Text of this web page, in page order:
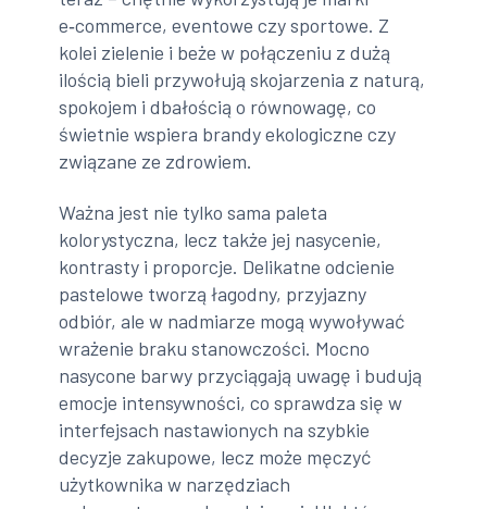
e‑commerce, eventowe czy sportowe. Z
kolei zielenie i beże w połączeniu z dużą
ilością bieli przywołują skojarzenia z naturą,
spokojem i dbałością o równowagę, co
świetnie wspiera brandy ekologiczne czy
związane ze zdrowiem.
Ważna jest nie tylko sama paleta
kolorystyczna, lecz także jej nasycenie,
kontrasty i proporcje. Delikatne odcienie
pastelowe tworzą łagodny, przyjazny
odbiór, ale w nadmiarze mogą wywoływać
wrażenie braku stanowczości. Mocno
nasycone barwy przyciągają uwagę i budują
emocje intensywności, co sprawdza się w
interfejsach nastawionych na szybkie
decyzje zakupowe, lecz może męczyć
użytkownika w narzędziach